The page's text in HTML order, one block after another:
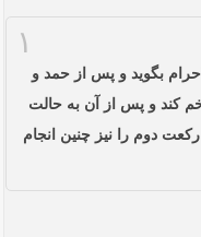
۱
بگوید و پس از حمد و
کند و پس از آن به حالت
دوم را نیز چنین انجام